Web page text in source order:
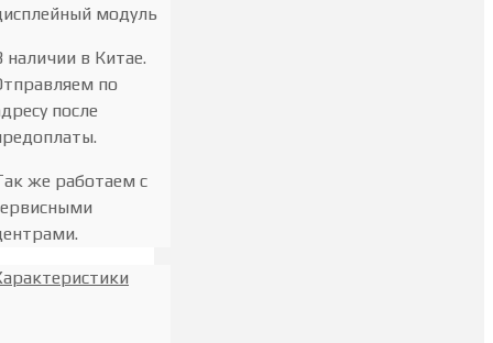
модуль
наличии в Китае.
по
после
же работаем с